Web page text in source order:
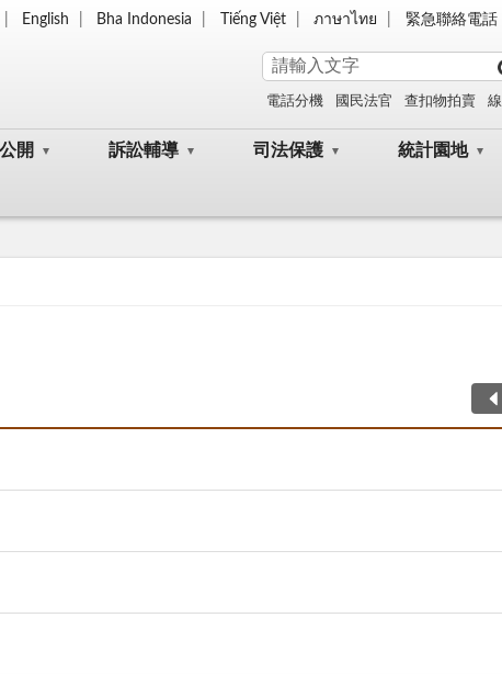
English Bha Indonesia Tiếng Việt ภาษาไทย 緊急聯絡電話
電話分機 國民法官 查扣物拍賣
開 訴訟輔導 司法保護 統計園地